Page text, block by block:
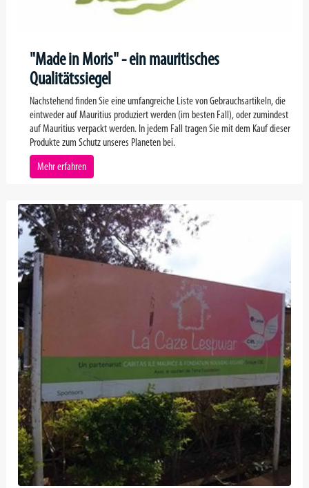
"Made in Moris" - ein mauritisches
Qualitätssiegel
Nachstehend finden Sie eine umfangreiche Liste von Gebrauchsartikeln, die
eintweder auf Mauritius produziert werden (im besten Fall), oder zumindest
auf Mauritius verpackt werden. In jedem Fall tragen Sie mit dem Kauf dieser
Produkte zum Schutz unseres Planeten bei.
Mehr erfahren